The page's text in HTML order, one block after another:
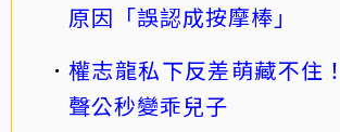
原因「誤認成按摩棒」
權志龍私下反差萌藏不住
聲公秒變乖兒子